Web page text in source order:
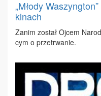
„Młody
kinach
Za­nim zo­stał Oj­cem
cym o prze­trwa­nie.